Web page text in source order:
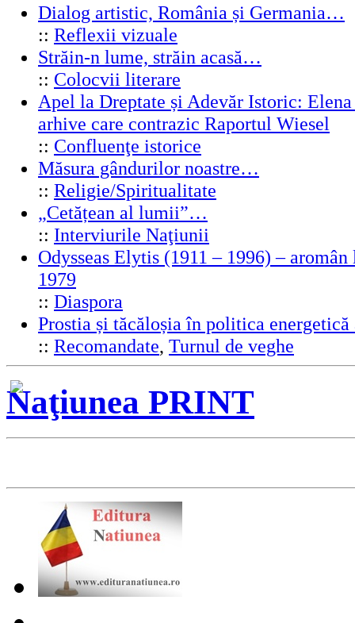
Dialog artistic, România și Germania…
:: Reflexii vizuale
Străin-n lume, străin acasă…
:: Colocvii literare
Apel la Dreptate și Adevăr Istoric:
arhive care contrazic Raportul Wiesel
:: Confluenţe istorice
Măsura gândurilor noastre…
:: Religie/Spiritualitate
„Cetățean al lumii”…
:: Interviurile Naţiunii
Odysseas Elytis (1911 – 1996) –
1979
:: Diaspora
Prostia și tăcăloșia în politica
:: Recomandate, Turnul de veghe
Naţiunea PRINT